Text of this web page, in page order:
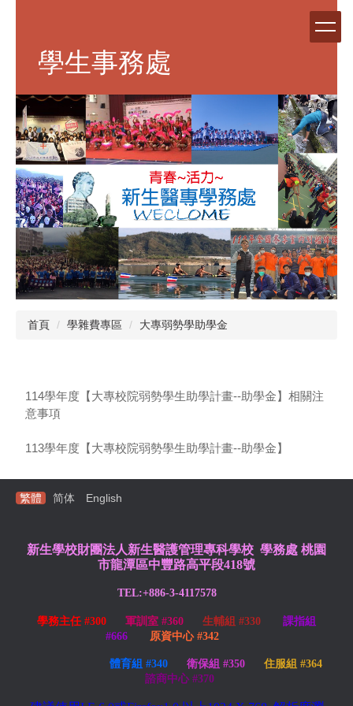
容
學生事務處
首頁 學雜費專區 大專弱勢學助學金
114學年度【大專校院弱勢學生助學計畫--助學金】相關注
意事項
113學年度【大專校院弱勢學生助學計畫--助學金】
繁體 简体 English
新生學校財團法人新生醫護管理專科學校 學務處 桃園
市龍潭區中豐路高平段418號
TEL:+886-3-4117578
學務主任 #300 軍訓室 #360 生輔組 #330
課指組
#666
原資中心 #342
體育組 #340 衛保組 #350
住服組 #364
諮商中心 #370